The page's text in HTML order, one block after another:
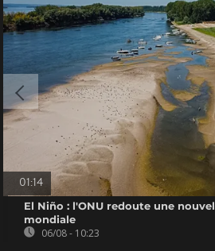
01:14
El Niño : l'ONU redoute une
mondiale
06/08 - 10:23